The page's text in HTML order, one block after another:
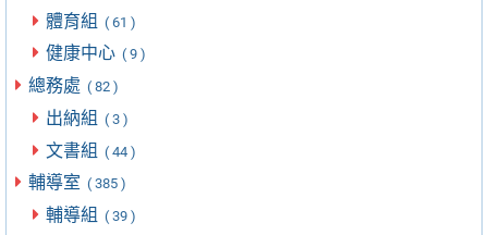
體育組 ( 61 )
健康中心 ( 9 )
總務處 ( 82 )
出納組 ( 3 )
文書組 ( 44 )
輔導室 ( 385 )
輔導組 ( 39 )